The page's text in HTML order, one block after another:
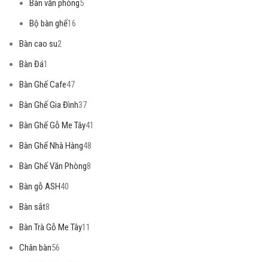
Bàn văn phòng5
Bộ bàn ghế16
Bàn cao su2
Bàn Đá1
Bàn Ghế Cafe47
Bàn Ghế Gia Đình37
Bàn Ghế Gỗ Me Tây41
Bàn Ghế Nhà Hàng48
Bàn Ghế Văn Phòng8
Bàn gỗ ASH40
Bàn sắt8
Bàn Trà Gỗ Me Tây11
Chân bàn56